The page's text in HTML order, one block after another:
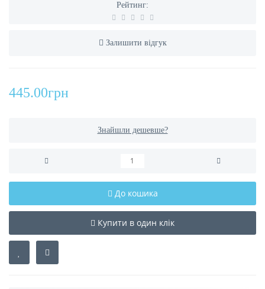
Рейтинг:
Залишити відгук
445.00грн
Знайшли дешевше?
До кошика
Купити в один клік